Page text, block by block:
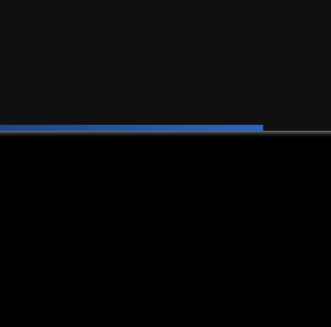
in Gebouwen: Een Cruciale Zorg